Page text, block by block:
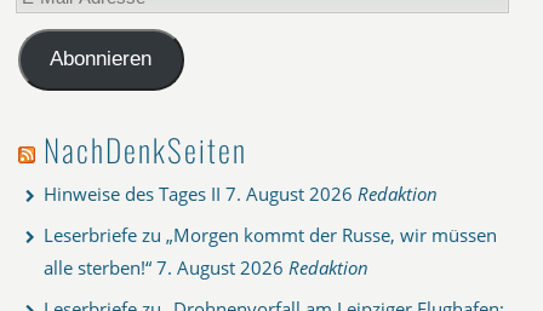
Mail-
AdresseAbonnieren
NachDenkSeiten
Hinweise des Tages II 7. August 2026 Redaktion
Leserbriefe zu „Morgen kommt der Russe, wir müssen
alle sterben!“ 7. August 2026 Redaktion